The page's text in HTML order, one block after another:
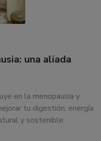
una aliada
en la menopausia y
tu digestión, energía
y sostenible.